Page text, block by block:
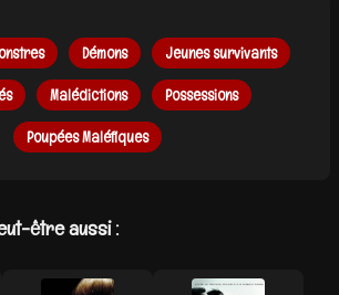
Démons Jeunes survivants
Malédictions Possessions
Poupées Maléfiques
être aussi :